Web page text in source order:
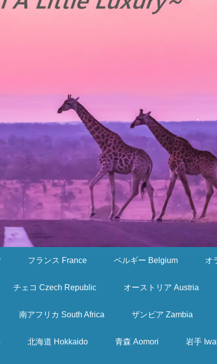
フランス France ベルギー Belgium オ
チェコ Czech Republic オーストリア Austria
南アフリカ South Africa ザンビア Zambia
北海道 Hokkaido 青森 Aomori 岩手